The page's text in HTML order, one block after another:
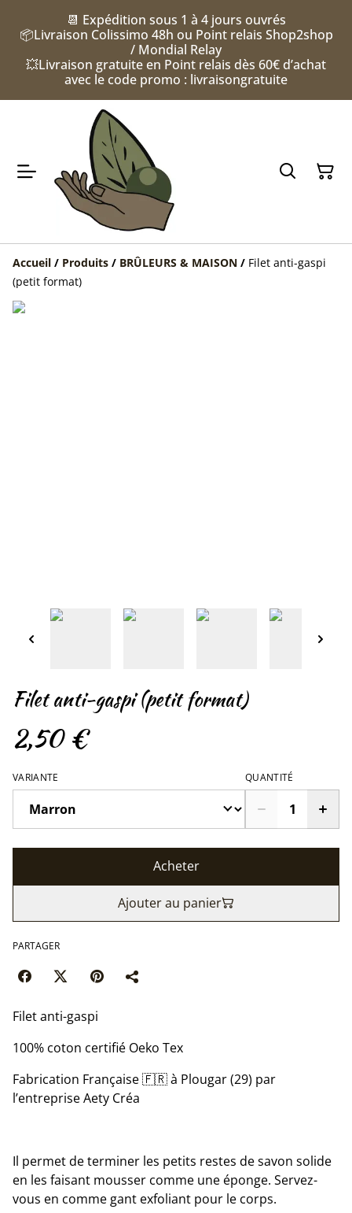
📆 Expédition sous 1 à 4 jours ouvrés
📦Livraison Colissimo 48h ou Point relais Shop2shop
/ Mondial Relay
💥Livraison gratuite en Point relais dès 60€ d’achat
avec le code promo : livraisongratuite
Accueil / Produits / BRÛLEURS & MAISON / Filet anti-gaspi
(petit format)
Filet anti-gaspi (petit format)
2,50 €
VARIANTE QUANTITÉ
Acheter
Ajouter au panier
PARTAGER
Filet anti-gaspi
100% coton certifié Oeko Tex
Fabrication Française 🇫🇷 à Plougar (29) par
l’entreprise Aety Créa
Il permet de terminer les petits restes de savon solide
en les faisant mousser comme une éponge. Servez-
vous en comme gant exfoliant pour le corps.